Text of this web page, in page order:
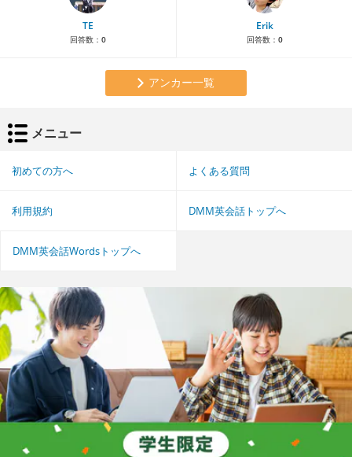
TE
回答数： 0
Erik
回答数： 0
アンカー一覧
メニュー
初めての方へ よくある質問
利用規約 DMM英会話トップへ
DMM英会話Wordsトップへ